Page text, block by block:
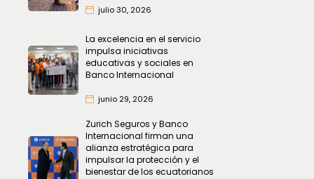
julio 30, 2026
La excelencia en el servicio
impulsa iniciativas
educativas y sociales en
Banco Internacional
junio 29, 2026
Zurich Seguros y Banco
Internacional firman una
alianza estratégica para
impulsar la protección y el
bienestar de los ecuatorianos